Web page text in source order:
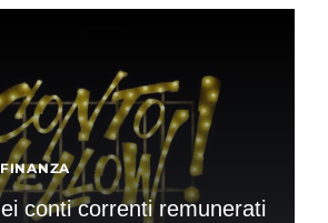
conti correnti remunerati